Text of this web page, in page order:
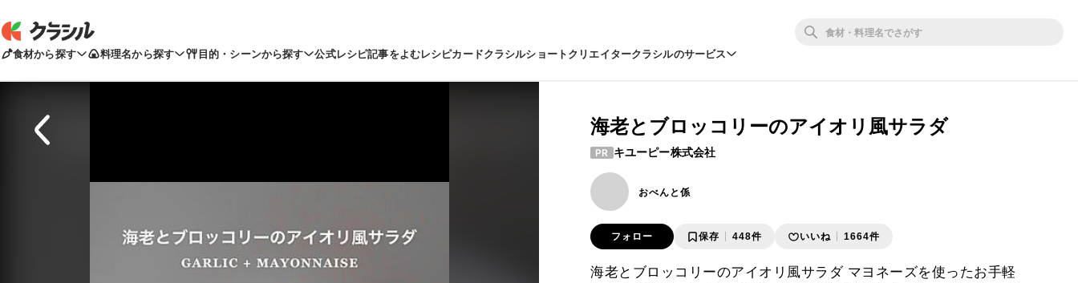
食材から探す 料理名から探す 目的・シーンから探す 公式レシピ記事をよむレシピカードクラシルショートクリエイタークラシルのサービス
海老とブロッコリーのアイオリ風サラダ
PR キユーピー株式会社
おべんと係
フォロー 保存 448件 いいね 1664件
海老とブロッコリーのアイオリ風サラダ マヨネーズを使ったお手軽